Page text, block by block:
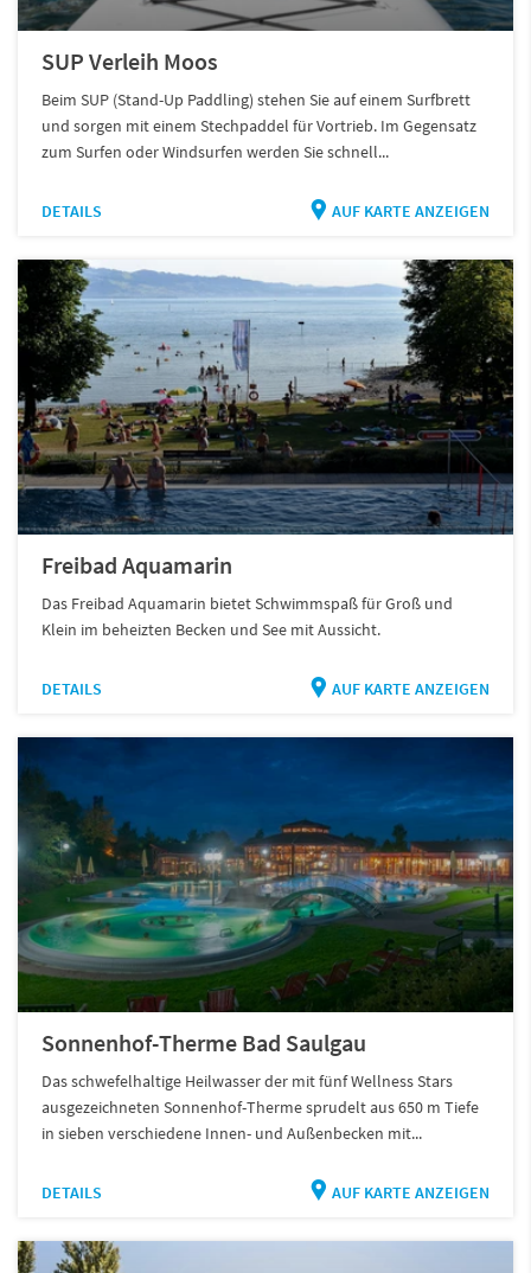
SUP Verleih Moos
Beim SUP (Stand-Up Paddling) stehen Sie auf einem Surfbrett
und sorgen mit einem Stechpaddel für Vortrieb. Im Gegensatz
zum Surfen oder Windsurfen werden Sie schnell...
DETAILS AUF KARTE ANZEIGEN
Freibad Aquamarin
Das Freibad Aquamarin bietet Schwimmspaß für Groß und
Klein im beheizten Becken und See mit Aussicht.
DETAILS AUF KARTE ANZEIGEN
Sonnenhof-Therme Bad Saulgau
Das schwefelhaltige Heilwasser der mit fünf Wellness Stars
ausgezeichneten Sonnenhof-Therme sprudelt aus 650 m Tiefe
in sieben verschiedene Innen- und Außenbecken mit...
DETAILS AUF KARTE ANZEIGEN